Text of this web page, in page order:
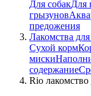
Для собакДля
грызунов
предожения
Лакомства
Сухой корм
миски
содержание
Rio